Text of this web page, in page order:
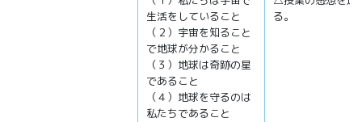
生活をしていること
（２）宇宙を知ること
で地球が分かること
（３）地球は奇跡の星
であること
（４）地球を守るのは
私たちであること
る。